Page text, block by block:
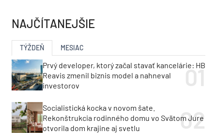
NAJČÍTANEJŠIE
TÝŽDEŇ MESIAC
Prvý developer, ktorý začal stavať kancelárie: HB
Reavis zmenil biznis model a nahneval
investorov
Socialistická kocka v novom šate.
Rekonštrukcia rodinného domu vo Svätom Jure
otvorila dom krajine aj svetlu